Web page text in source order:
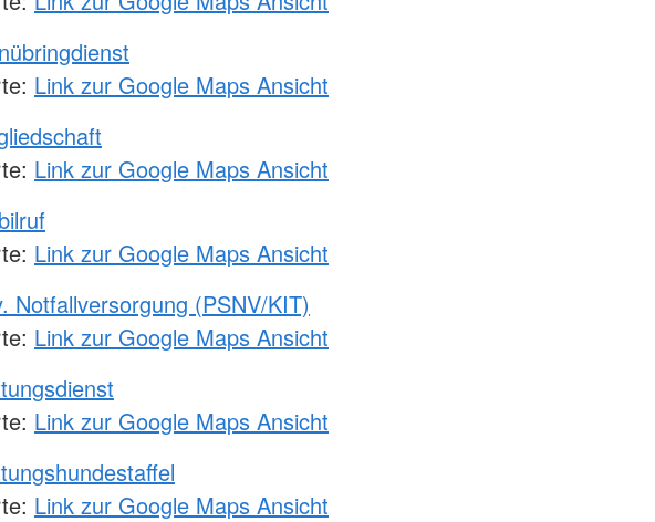
Link zur Google Maps Ansicht
Link zur Google Maps Ansicht
Link zur Google Maps Ansicht
Notfallversorgung (PSNV/KIT)
Link zur Google Maps Ansicht
Link zur Google Maps Ansicht
Link zur Google Maps Ansicht